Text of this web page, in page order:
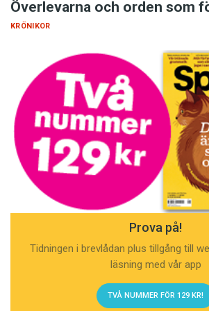
Överlevarna och orden som
KRÖNIKOR
Prova på!
Tidningen i brevlådan plus tillgång till
läsning med vår app
TVÅ NUMMER FÖR 129 KR!